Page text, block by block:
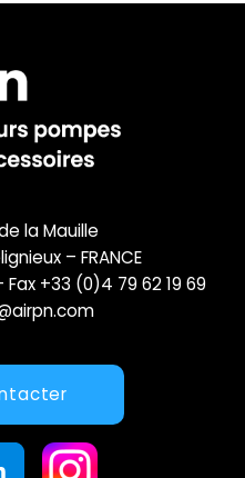
la Mauille
– FRANCE
+33 (0)4 79 62 19 69